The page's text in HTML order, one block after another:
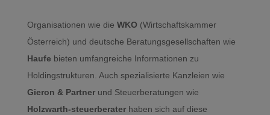
Organisationen wie die WKO (Wirtschaftskammer
Österreich) und deutsche Beratungsgesellschaften wie
Haufe bieten umfangreiche Informationen zu
Holdingstrukturen. Auch spezialisierte Kanzleien wie
Gieron & Partnerund Steuerberatungen wie
Holzwarth-steuerberaterhaben sich auf diese